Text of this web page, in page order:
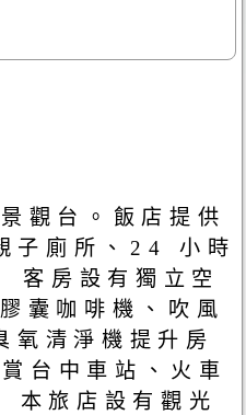
觀台。飯店提供
子廁所、24 小時
客房設有獨立空
囊咖啡機、吹風
氧清淨機提升房
台中車站、火車
本旅店設有觀光